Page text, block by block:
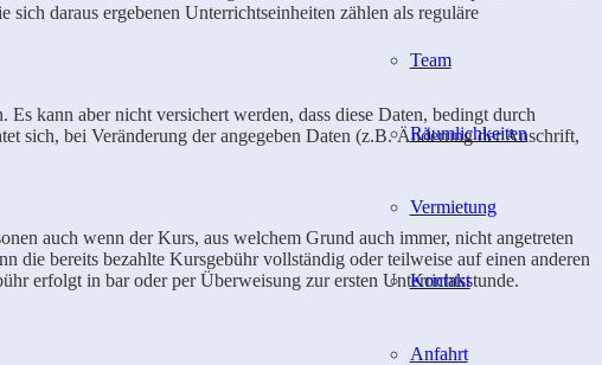
Team
Räumlichkeiten
Vermietung
Kontakt
Anfahrt
daraus ergebenen Unterrichtseinheiten zählen als reguläre
kann aber nicht versichert werden, dass diese Daten, bedingt durch
sich, bei Veränderung der angegeben Daten (z.B. Änderung der Anschrift,
auch wenn der Kurs, aus welchem Grund auch immer, nicht angetreten
die bereits bezahlte Kursgebühr vollständig oder teilweise auf einen anderen
erfolgt in bar oder per Überweisung zur ersten Unterrichtsstunde.